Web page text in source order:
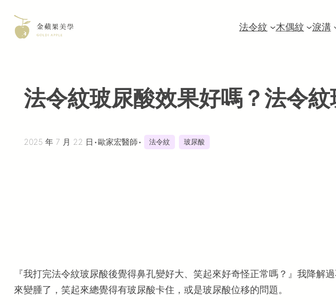
法令紋 木偶紋 淚溝
法令紋玻尿酸效果好嗎？法令
2025 年 7 月 22 日 •歐家宏醫師 • 法令紋 玻尿酸
『我打完法令紋玻尿酸後覺得鼻孔變好大、笑起來好奇怪正常嗎？』我降
來變腫了，笑起來總覺得有玻尿酸卡住，或是玻尿酸位移的問題。